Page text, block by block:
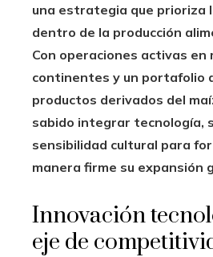
una estrategia que prioriza
dentro de la producción
Con operaciones activas en
continentes y un portafolio
productos derivados del
sabido integrar tecnología,
sensibilidad cultural para
manera firme su expansión
Innovación
eje de